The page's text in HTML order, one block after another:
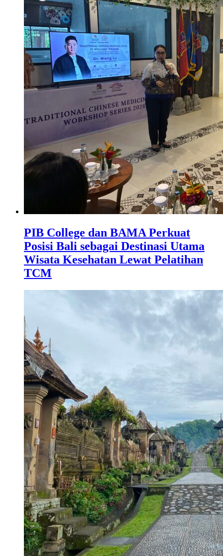
PIB College dan BAMA Perkuat
Posisi Bali sebagai Destinasi Utama
Wisata Kesehatan Lewat Pelatihan
TCM